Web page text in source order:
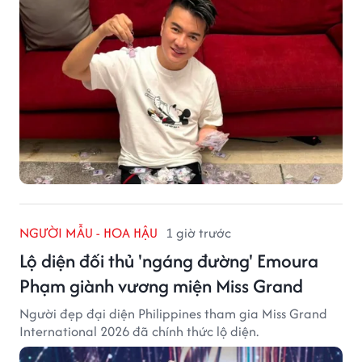
NGƯỜI MẪU - HOA HẬU 1 giờ trước
Lộ diện đối thủ 'ngáng đường' Emoura
Phạm giành vương miện Miss Grand
Người đẹp đại diện Philippines tham gia Miss Grand
International 2026 đã chính thức lộ diện.